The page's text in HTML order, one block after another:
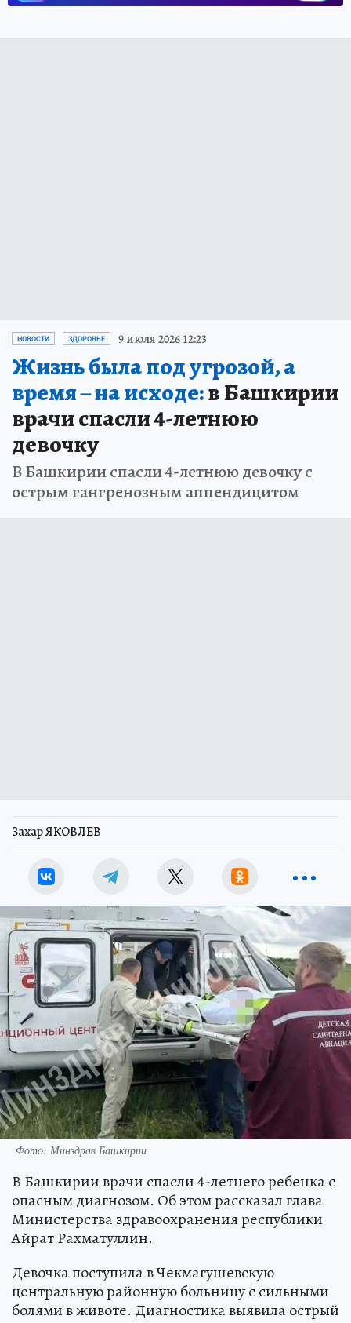
НОВОСТИ ЗДОРОВЬЕ 9 июля 2026 12:23
Жизнь была под угрозой, а
время – на исходе:в Башкирии
врачи спасли 4-летнюю
девочку
В Башкирии спасли 4-летнюю девочку с
острым гангренозным аппендицитом
Захар ЯКОВЛЕВ
Фото: Минздрав Башкирии
В Башкирии врачи спасли 4-летнего ребенка с
опасным диагнозом. Об этом рассказал глава
Министерства здравоохранения республики
Айрат Рахматуллин.
Девочка поступила в Чекмагушевскую
центральную районную больницу с сильными
болями в животе. Диагностика выявила острый